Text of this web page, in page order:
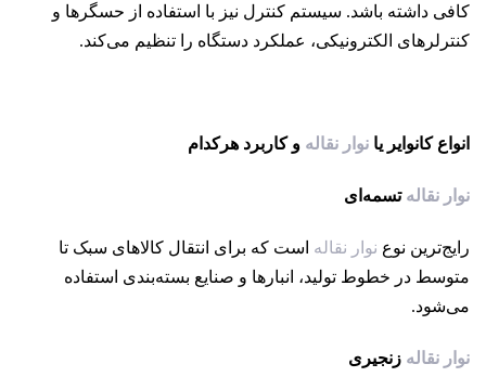
کافی داشته باشد. سیستم کنترل نیز با استفاده از حسگرها و
کنترلرهای الکترونیکی، عملکرد دستگاه را تنظیم می‌کند.
انواع کانوایر یا نوار نقاله و کاربرد هرکدام
نوار نقاله تسمه‌ای
رایج‌ترین نوع نوار نقاله است که برای انتقال کالاهای سبک تا
متوسط در خطوط تولید، انبارها و صنایع بسته‌بندی استفاده
می‌شود.
نوار نقاله زنجیری